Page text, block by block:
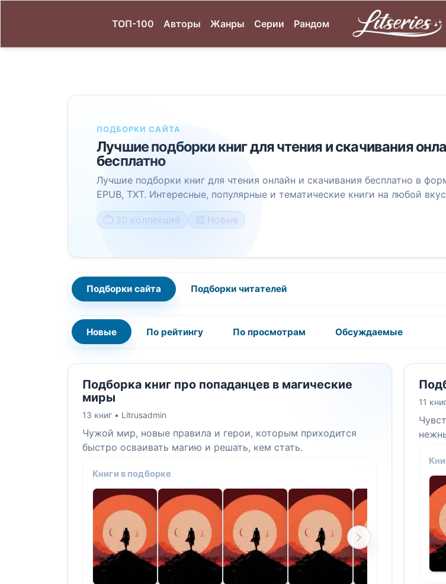
ТОП-100 Авторы Жанры Серии Рандом
ПОДБОРКИ САЙТА
Лучшие подборки книг для чтения и скачивания
бесплатно
Лучшие подборки книг для чтения онлайн и скачивания бесплатно в
EPUB, TXT. Интересные, популярные и тематические книги на любой
30 коллекций Новые
Подборки сайта Подборки читателей
Новые По рейтингу По просмотрам Обсуждаемые
Подборка книг про попаданцев в магические
миры
13 книг • Litrusadmin
Чужой мир, новые правила и герои, которым приходится
быстро осваивать магию и решать, кем стать.
Книги в подборке
11